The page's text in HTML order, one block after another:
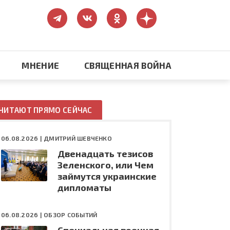
Конфликт на Украине
МНЕНИЕ СВЯЩЕННАЯ ВОЙНА
ПРЯМО СЕЙЧАС
06.08.2026 | ДМИТРИЙ ШЕВЧЕНКО
Двенадцать тезисов
Зеленского, или Чем
займутся украинские
дипломаты
06.08.2026 | ОБЗОР СОБЫТИЙ